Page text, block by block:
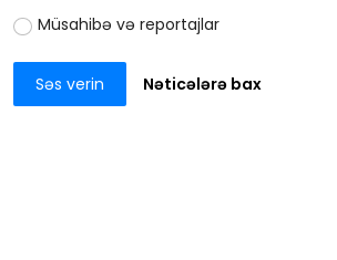
Müsahibə və reportajlar
Səs verin Nəticələrə bax